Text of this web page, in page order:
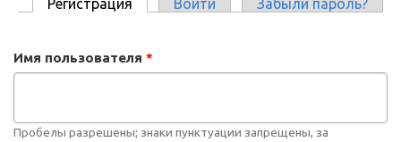
Регистрация (активная вкладка)
Войти Забыли пароль?
Имя пользователя *
Пробелы разрешены; знаки пунктуации запрещены, за